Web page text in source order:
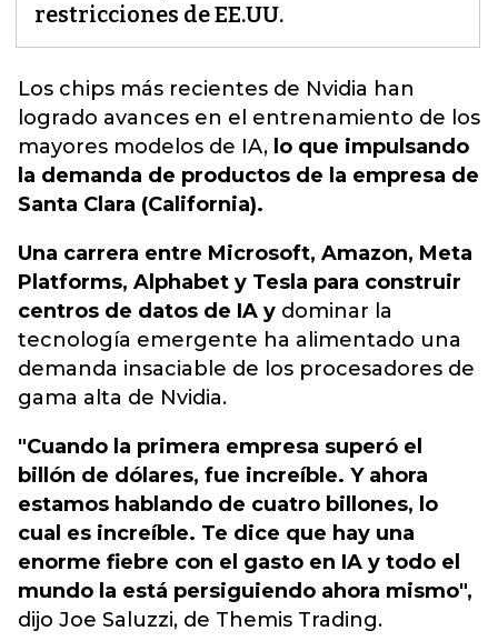
restricciones de EE.UU.
Los chips más recientes de Nvidia han
logrado avances en el entrenamiento de los
mayores modelos de IA, lo que impulsando
la demanda de productos de la empresa de
Santa Clara (California).
Una carrera entre Microsoft, Amazon, Meta
Platforms, Alphabet y Tesla para construir
centros de datos de IA y dominar la
tecnología emergente ha alimentado una
demanda insaciable de los procesadores de
gama alta de Nvidia.
"Cuando la primera empresa superó el
billón de dólares, fue increíble. Y ahora
estamos hablando de cuatro billones, lo
cual es increíble. Te dice que hay una
enorme fiebre con el gasto en IA y todo el
mundo la está persiguiendo ahora mismo",
dijo Joe Saluzzi, de Themis Trading.